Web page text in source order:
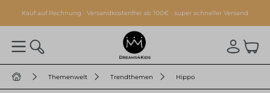
springen
Kauf auf Rechnung · Versandkostenfrei ab 100€ · super schneller Versand
Themenwelt Trendthemen Hippo